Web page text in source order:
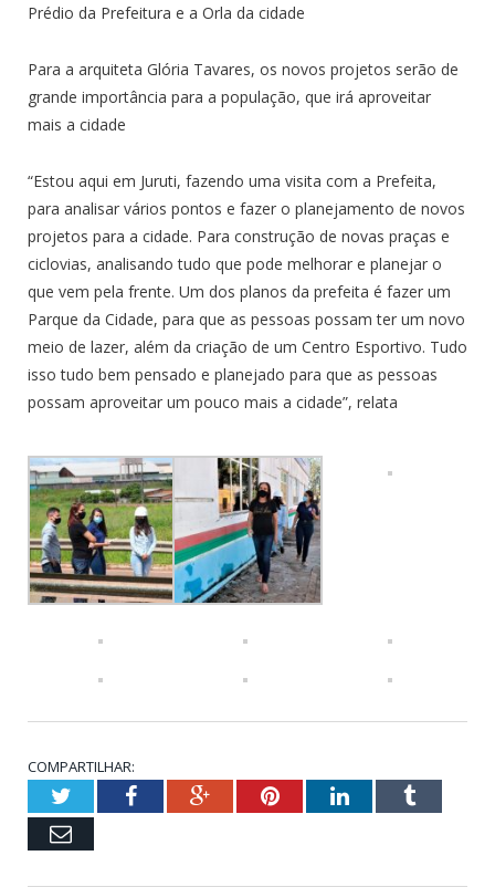
Prédio da Prefeitura e a Orla da cidade
Para a arquiteta Glória Tavares, os novos projetos serão de
grande importância para a população, que irá aproveitar
mais a cidade
“Estou aqui em Juruti, fazendo uma visita com a Prefeita,
para analisar vários pontos e fazer o planejamento de novos
projetos para a cidade. Para construção de novas praças e
ciclovias, analisando tudo que pode melhorar e planejar o
que vem pela frente. Um dos planos da prefeita é fazer um
Parque da Cidade, para que as pessoas possam ter um novo
meio de lazer, além da criação de um Centro Esportivo. Tudo
isso tudo bem pensado e planejado para que as pessoas
possam aproveitar um pouco mais a cidade”, relata
COMPARTILHAR:
TwitterFacebookGoogle+PinterestLinkedInTumblr
Email